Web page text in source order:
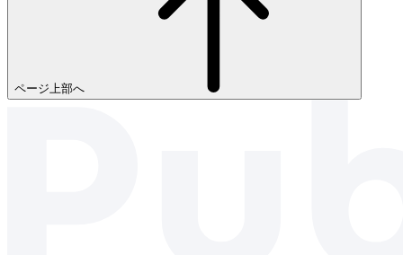
ページ上部へ